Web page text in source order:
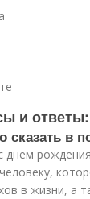
и ответы:
в
днем
в жизни, а